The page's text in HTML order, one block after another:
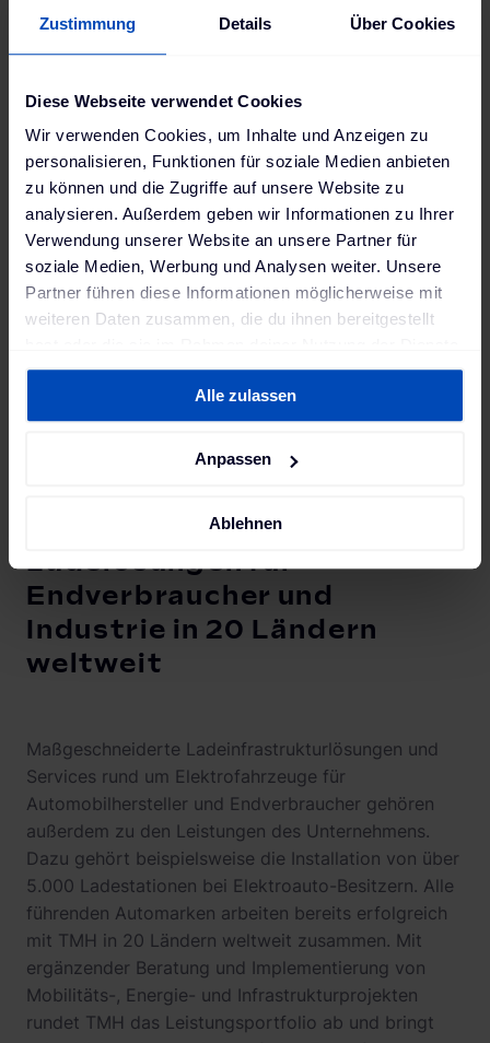
Zustimmung Details Über Cookies
Diese Webseite verwendet Cookies
Wir verwenden Cookies, um Inhalte und Anzeigen zu
personalisieren, Funktionen für soziale Medien anbieten
zu können und die Zugriffe auf unsere Website zu
analysieren. Außerdem geben wir Informationen zu Ihrer
Verwendung unserer Website an unsere Partner für
soziale Medien, Werbung und Analysen weiter. Unsere
Partner führen diese Informationen möglicherweise mit
weiteren Daten zusammen, die du ihnen bereitgestellt
gesammelt haben. Weitere Informationen findest du in
Datenschutzerklärungund unserem
Impressum.
Alle zulassen
Anpassen
Ablehnen
"Wir arbeiten an einer emissionsfreien
Technologie verhelfen wir der
Elektromobilität zum Durchbruch und
revolutionieren die Energiemärkte."
Thomas Raffeiner,
Gründer und CEO, The Mobility House
kostengünstiger umgesetzt werden. Die Projekte –
wie aktuell der Speicher in Lünen – sorgen zudem
dafür, dass das Leben von Autobatterien über die
2nd-use Nutzung verlängert wird. Elektroautos
Ladelösungen für
Endverbraucher und
Industrie in 20 Ländern
weltweit
Maßgeschneiderte Ladeinfrastrukturlösungen und
Services rund um Elektrofahrzeuge für
Automobilhersteller und Endverbraucher gehören
außerdem zu den Leistungen des Unternehmens.
Dazu gehört beispielsweise die Installation von über
5.000 Ladestationen bei Elektroauto-Besitzern. Alle
führenden Automarken arbeiten bereits erfolgreich
mit TMH in 20 Ländern weltweit zusammen. Mit
ergänzender Beratung und Implementierung von
Mobilitäts-, Energie- und Infrastrukturprojekten
rundet TMH das Leistungsportfolio ab und bringt